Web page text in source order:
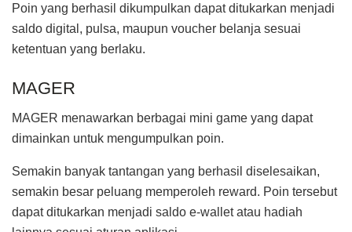
Poin yang berhasil dikumpulkan dapat ditukarkan menjadi
saldo digital, pulsa, maupun voucher belanja sesuai
ketentuan yang berlaku.
MAGER
MAGER menawarkan berbagai mini game yang dapat
dimainkan untuk mengumpulkan poin.
Semakin banyak tantangan yang berhasil diselesaikan,
semakin besar peluang memperoleh reward. Poin tersebut
dapat ditukarkan menjadi saldo e-wallet atau hadiah